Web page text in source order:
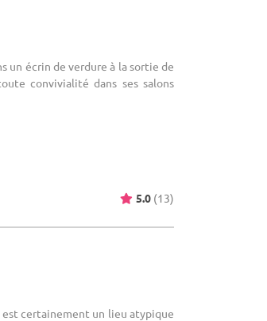
un écrin de verdure à la sortie de
convivialité dans ses salons
5.0 (13)
est certainement un lieu atypique